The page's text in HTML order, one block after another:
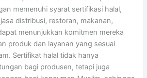
memenuhi syarat sertifikasi halal,
distribusi, restoran, makanan,
menunjukkan komitmen mereka
produk dan layanan yang sesuai
Sertifikat halal tidak hanya
bagi produsen, tetapi juga